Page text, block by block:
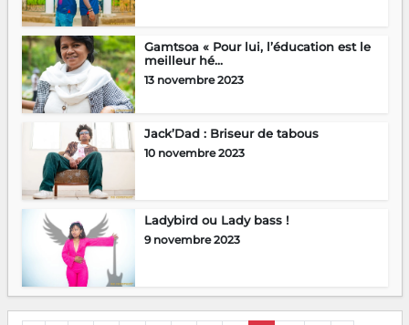
Gamtsoa « Pour lui, l’éducation est le
meilleur hé...
13 novembre 2023
Jack’Dad : Briseur de tabous
10 novembre 2023
Ladybird ou Lady bass !
9 novembre 2023